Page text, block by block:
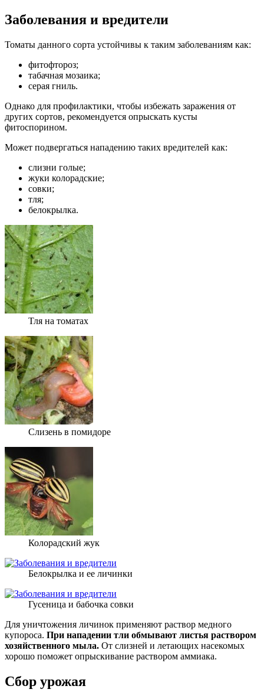
Заболевания и вредители
Томаты данного сорта устойчивы к таким заболеваниям как:
фитофтороз;
табачная мозаика;
серая гниль.
Однако для профилактики, чтобы избежать заражения от
других сортов, рекомендуется опрыскать кусты
фитоспорином.
Может подвергаться нападению таких вредителей как:
слизни голые;
жуки колорадские;
совки;
тля;
белокрылка.
Тля на томатах
Слизень в помидоре
Колорадский жук
Белокрылка и ее личинки
Гусеница и бабочка совки
Для уничтожения личинок применяют раствор медного
купороса. При нападении тли обмывают листья раствором
хозяйственного мыла. От слизней и летающих насекомых
хорошо поможет опрыскивание раствором аммиака.
Сбор урожая